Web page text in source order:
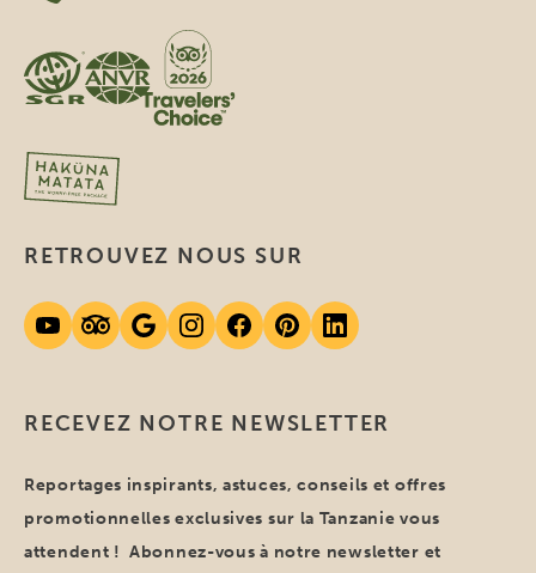
RECEVEZ NOTRE NEWSLETTER
Reportages inspirants, astuces, conseils et offres
promotionnelles exclusives sur la Tanzanie vous
attendent ! Abonnez-vous à notre newsletter et
RETROUVEZ NOUS SUR